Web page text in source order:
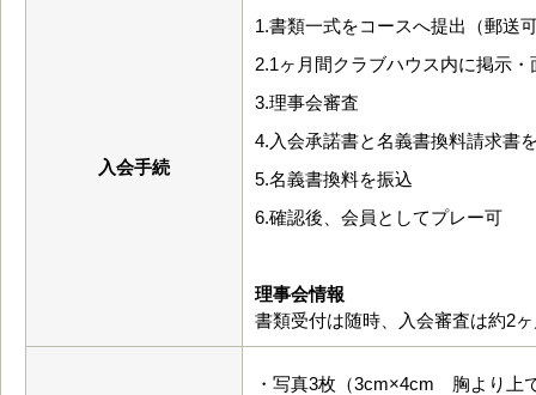
入会手続
1.書類一式をコースへ提出（郵送
2.1ヶ月間クラブハウス内に掲示・
3.理事会審査
4.入会承諾書と名義書換料請求書
5.名義書換料を振込
6.確認後、会員としてプレー可
理事会情報
書類受付は随時、入会審査は約2
・写真3枚（3cm×4cm 胸より上